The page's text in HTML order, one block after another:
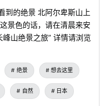
2 地址：广岛县三次市粟屋
约5台
到的绝景 北阿尔卑斯山上
景色的话，请在清晨来安
山绝景之旅” 详情请浏览
绝景 想去这里
自然 日本